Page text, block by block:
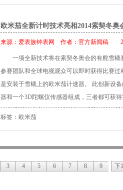
间，以及每位参赛选手加速冲过终点线时的
倍。此外，其精度也达到了千万分之一。这
一秒，换而言之，即每116天最多只可能产生
米茄计速器将装载在有舵雪橇比赛的开道雪
即时获得比赛过程中的重要数据。此创新设
器和一个3D陀螺仪传感器组成，三者均可获
欧米茄很荣幸能与国际奥委会、国际单项体
欧米茄全新计时技术亮相2014索契冬奥
来源： 爱表族钟表网 作者： 官方新闻稿
一项全新技术将在索契冬奥会的有舵雪
参赛团队和全球电视观众可以即时获得比赛
是安装于雪橇上的欧米茄计速器。 此创新设
器和一个3D陀螺仪传感器组成，三者都可获
程中雪橇的速度。三轴陀螺仪传感器则不间
米茄计速器令有舵雪橇运动员及其团队受益
相关数据，进而相应地调整和改进训练计划。
标签：欧米茄
3 4 5 6 7 8 9 下